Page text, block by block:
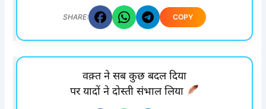
SHARE: COPY
वक़्त ने सब कुछ बदल दिया
पर यादों ने दोस्ती संभाल लिया